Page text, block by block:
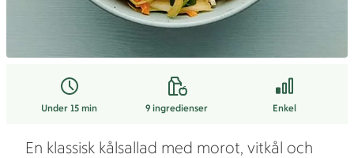
Under 15 min 9ingredienser Enkel
En klassisk kålsallad med morot, vitkål och